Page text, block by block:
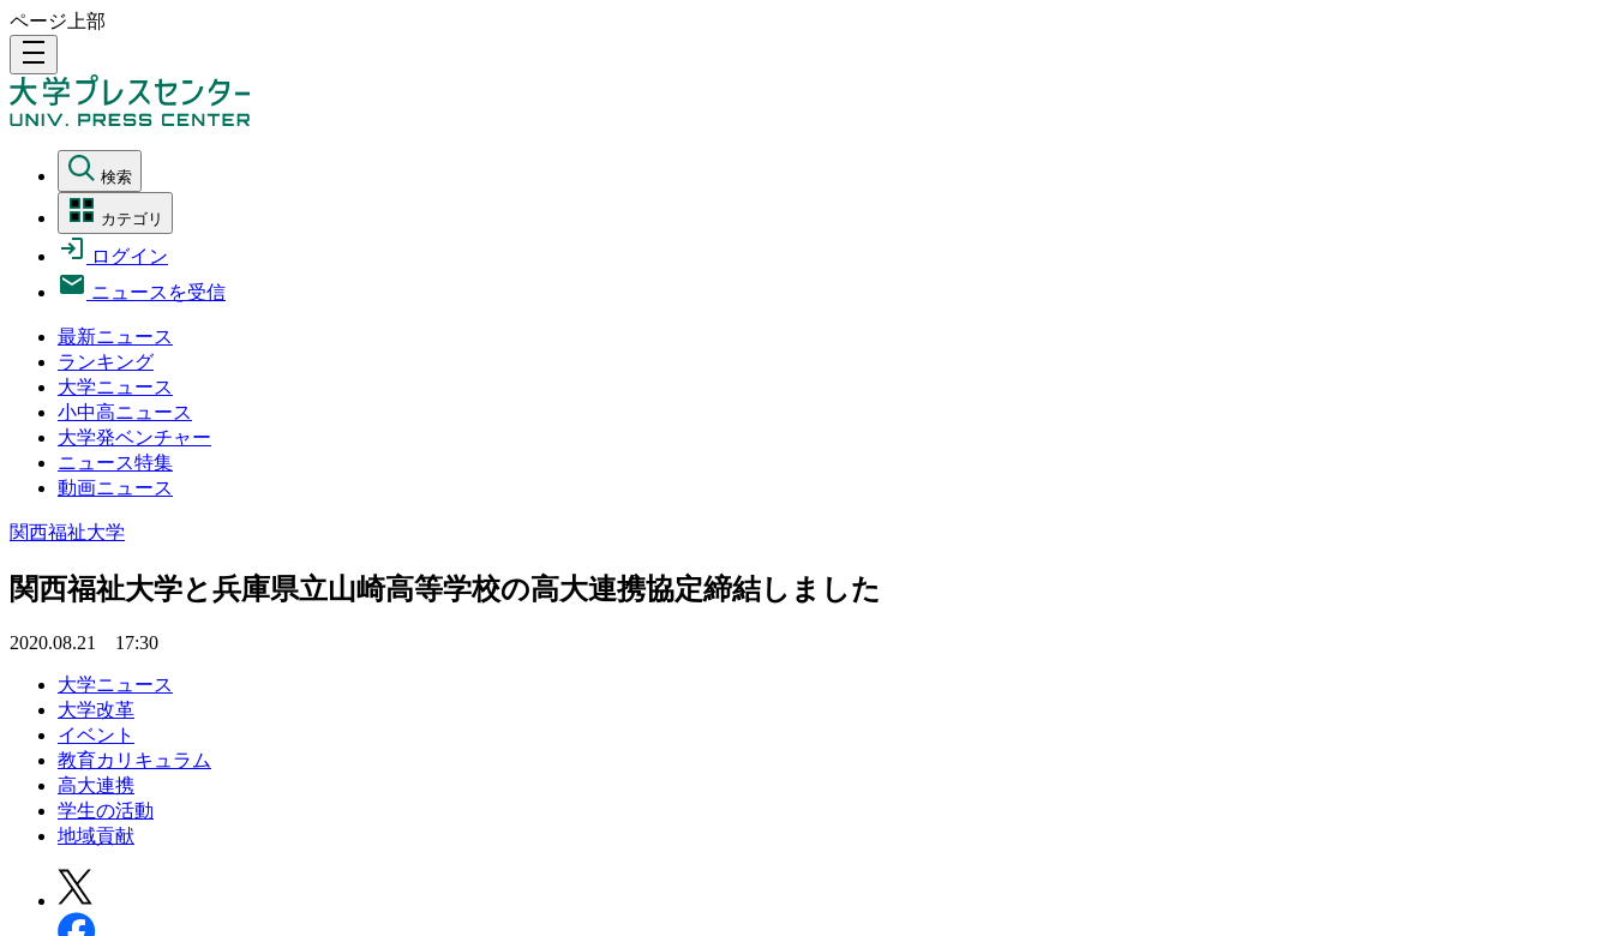
ページ上部
density_medium
検索
カテゴリ
ログイン
ニュースを受信
最新ニュース
ランキング
大学ニュース
小中高ニュース
大学発ベンチャー
ニュース特集
動画ニュース
関西福祉大学
関西福祉大学と兵庫県立山崎高等学校の高大連携協定締結しました
2020.08.21 17:30
大学ニュース
大学改革
イベント
教育カリキュラム
高大連携
学生の活動
地域貢献